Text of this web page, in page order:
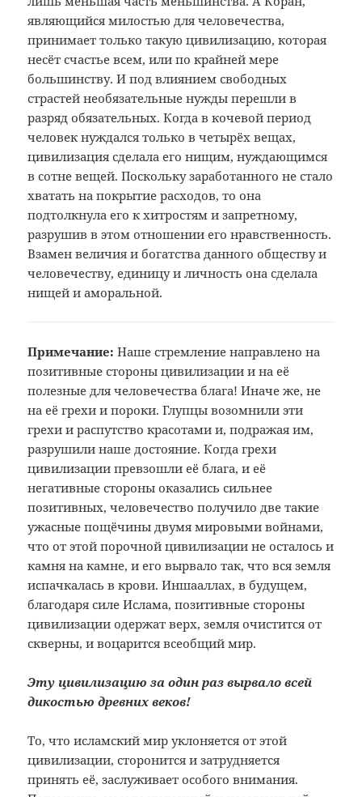
являющийся милостью для человечества,
принимает только такую цивилизацию, которая
несёт счастье всем, или по крайней мере
большинству. И под влиянием свободных
страстей необязательные нужды перешли в
разряд обязательных. Когда в кочевой период
человек нуждался только в четырёх вещах,
цивилизация сделала его нищим, нуждающимся
в сотне вещей. Поскольку заработанного не стало
хватать на покрытие расходов, то она
подтолкнула его к хитростям и запретному,
разрушив в этом отношении его нравственность.
Взамен величия и богатства данного обществу и
человечеству, единицу и личность она сделала
нищей и аморальной.
Примечание:Наше стремление направлено на
позитивные стороны цивилизации и на её
полезные для человечества блага! Иначе же, не
на её грехи и пороки. Глупцы возомнили эти
грехи и распутство красотами и, подражая им,
разрушили наше достояние. Когда грехи
цивилизации превзошли её блага, и её
негативные стороны оказались сильнее
позитивных, человечество получило две такие
ужасные пощёчины двумя мировыми войнами,
что от этой порочной цивилизации не осталось и
камня на камне, и его вырвало так, что вся земля
испачкалась в крови. Иншааллах, в будущем,
благодаря силе Ислама, позитивные стороны
цивилизации одержат верх, земля очистится от
скверны, и воцарится всеобщий мир.
Эту цивилизацию за один раз вырвало всей
дикостью древних веков!
То, что исламский мир уклоняется от этой
цивилизации, сторонится и затрудняется
принять её, заслуживает особого внимания.